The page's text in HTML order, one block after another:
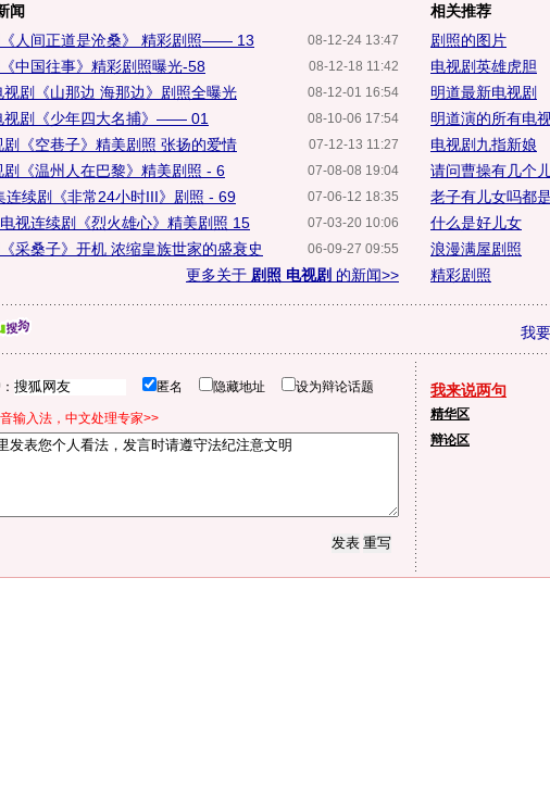
闻
08-12-24 13:47
人间正道是沧桑》 精彩剧照—— 13
08-12-18 11:42
中国往事》精彩剧照曝光-58
08-12-01 16:54
视剧《山那边 海那边》剧照全曝光
08-10-06 17:54
视剧《少年四大名捕》—— 01
07-12-13 11:27
剧《空巷子》精美剧照 张扬的爱情
07-08-08 19:04
剧《温州人在巴黎》精美剧照 - 6
07-06-12 18:35
连续剧《非常24小时III》剧照 - 69
07-03-20 10:06
视连续剧《烈火雄心》精美剧照 15
06-09-27 09:55
采桑子》开机 浓缩皇族世家的盛衰史
更多关于 剧照 电视剧 的新闻>>
相关推荐
剧照的图片
电视剧英雄虎胆
明道最新电视剧
明道演的所有电
电视剧九指新娘
请问曹操有几个
老子有儿女吗都
什么是好儿女
浪漫满屋剧照
精彩剧照
我
匿名 隐藏地址 设为辩论话题
输入法，中文处理专家>>
我来说两句
精华区
辩论区